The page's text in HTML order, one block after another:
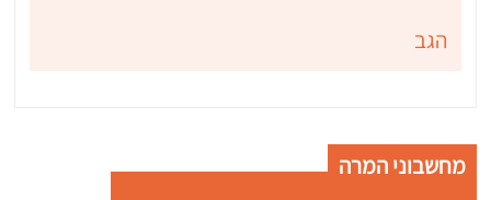
הגב
מחשבוני המרה